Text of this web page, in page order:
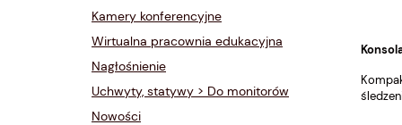
Kamery konferencyjne
Wirtualna pracownia edukacyjna
Nagłośnienie
Uchwyty, statywy > Do monitorów
Nowości